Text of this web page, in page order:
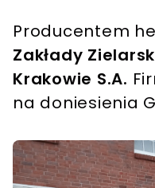
Producentem
Zakłady
Krakowie S.A.
na doniesienia